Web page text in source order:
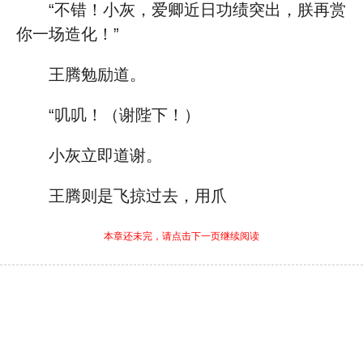
“不错！小灰，爱卿近日功绩突出，朕再赏
你一场造化！”
王腾勉励道。
“叽叽！（谢陛下！）
小灰立即道谢。
王腾则是飞掠过去，用爪
本章还未完，请点击下一页继续阅读